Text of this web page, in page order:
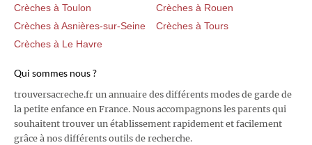
Crèches à Toulon
Crèches à Rouen
Crèches à Asnières-sur-Seine
Crèches à Tours
Crèches à Le Havre
Qui sommes nous ?
trouversacreche.fr un annuaire des différents modes de garde de
la petite enfance en France. Nous accompagnons les parents qui
souhaitent trouver un établissement rapidement et facilement
grâce à nos différents outils de recherche.